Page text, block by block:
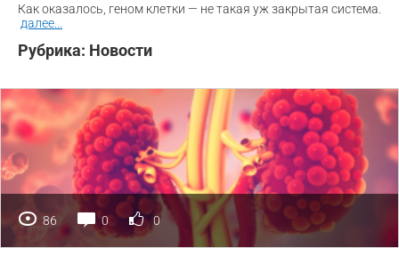
Как оказалось, геном клетки — не такая уж закрытая система.
далее
Рубрика: Новости
86 0 0